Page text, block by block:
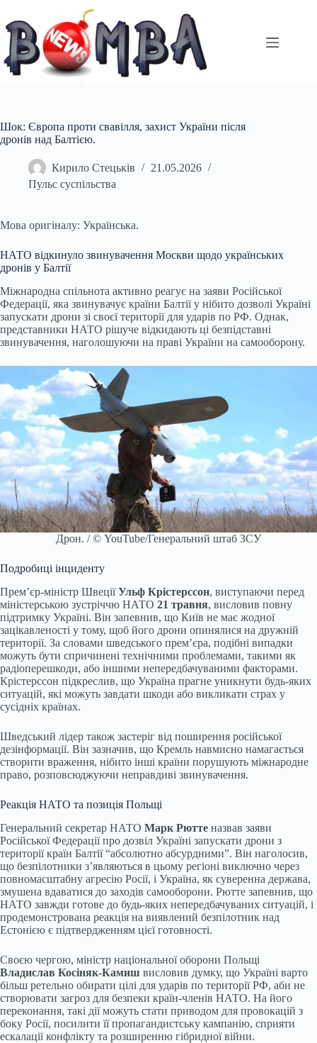
вмісту
Шок: Європа проти свавілля, захист України після
дронів над Балтією.
Кирило Стецьків
21.05.2026
Пульс суспільства
Мова оригіналу: Українська.
НАТО відкинуло звинувачення Москви щодо українських
дронів у Балтії
Міжнародна спільнота активно реагує на заяви Російської
Федерації, яка звинувачує країни Балтії у нібито дозволі Україні
запускати дрони зі своєї території для ударів по РФ. Однак,
представники НАТО рішуче відкидають ці безпідставні
звинувачення, наголошуючи на праві України на самооборону.
Дрон. / © YouTube/Генеральний штаб ЗСУ
Подробиці інциденту
Прем’єр-міністр ШвеціїУльф Крістерссон, виступаючи перед
міністерською зустріччю НАТО 21 травня, висловив повну
підтримку Україні. Він запевнив, що Київ не має жодної
зацікавленості у тому, щоб його дрони опинялися на дружній
території. За словами шведського прем’єра, подібні випадки
можуть бути спричинені технічними проблемами, такими як
радіоперешкоди, або іншими непередбачуваними факторами.
Крістерссон підкреслив, що Україна прагне уникнути будь-яких
ситуацій, які можуть завдати шкоди або викликати страх у
сусідніх країнах.
Шведський лідер також застеріг від поширення російської
дезінформації. Він зазначив, що Кремль навмисно намагається
створити враження, нібито інші країни порушують міжнародне
право, розповсюджуючи неправдиві звинувачення.
Реакція НАТО та позиція Польщі
Генеральний секретар НАТО Марк Рютте назвав заяви
Російської Федерації про дозвіл Україні запускати дрони з
території країн Балтії “абсолютно абсурдними”. Він наголосив,
що безпілотники з’являються в цьому регіоні виключно через
повномасштабну агресію Росії, і Україна, як суверенна держава,
змушена вдаватися до заходів самооборони. Рютте запевнив, що
НАТО завжди готове до будь-яких непередбачуваних ситуацій, і
продемонстрована реакція на виявлений безпілотник над
Естонією є підтвердженням цієї готовності.
Своєю чергою, міністр національної оборони Польщі
Владислав Косіняк-Камиш висловив думку, що Україні варто
більш ретельно обирати цілі для ударів по території РФ, аби не
створювати загроз для безпеки країн-членів НАТО. На його
переконання, такі дії можуть стати приводом для провокацій з
боку Росії, посилити її пропагандистську кампанію, сприяти
ескалації конфлікту та розширенню гібридної війни.